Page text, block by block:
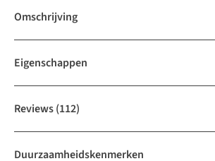
Omschrijving
Eigenschappen
Reviews(112)
Duurzaamheidskenmerken